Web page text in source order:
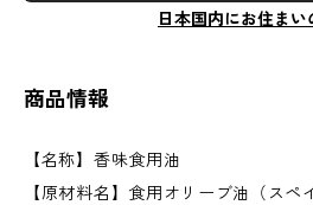
日本国内にお住まい
商品情報
【名称】香味食用油
【原材料名】食用オリーブ油（ス